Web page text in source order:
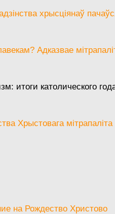
хрысціянаў
Адказвае
итоги католического
Хрыстовага мітрапаліта
на Рождество Христово